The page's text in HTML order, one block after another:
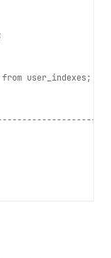
from user_indexes;